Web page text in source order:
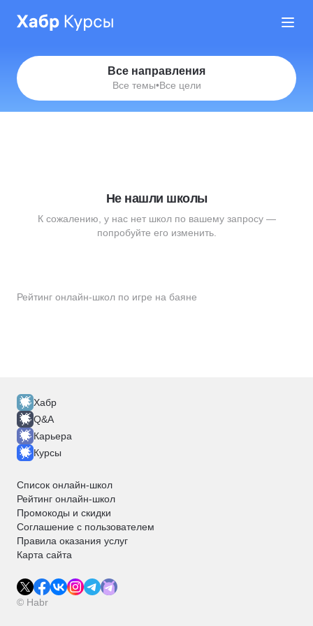
Все направления
Все темы•Все цели
Рейтинг онлайн-школ по игре на баяне
Не нашли школы
К сожалению, у нас нет школ по вашему запросу —
попробуйте его изменить.
Хабр
Q&A
Карьера
Курсы
Список онлайн-школ
Рейтинг онлайн-школ
Промокоды и скидки
Соглашение с пользователем
Правила оказания услуг
Карта сайта
© Habr